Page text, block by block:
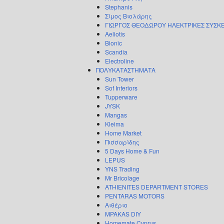
Stephanis
Σίμος Βιολάρης
ΓΙΩΡΓΟΣ ΘΕΟΔΩΡΟΥ ΗΛΕΚΤΡΙΚΕΣ
Aeliotis
Bionic
Scandia
Electroline
ΠΟΛΥΚΑΤΑΣΤΗΜΑΤΑ
Sun Tower
Sof Interiors
Tupperware
JYSK
Mangas
Kleima
Home Market
Πισσαρίδης
5 Days Home & Fun
LEPUS
YNS Trading
Mr Bricolage
ATHIENITES DEPARTMENT STORES
PENTARAS MOTORS
Αιθέριο
MPAKAS DIY